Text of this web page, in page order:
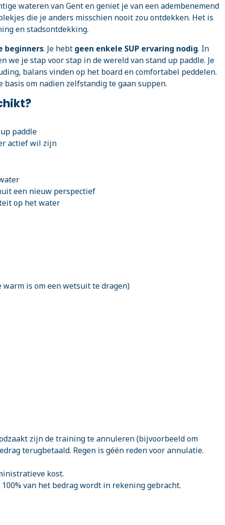
wateren van Gent en geniet je van een adembenemend
die je anders misschien nooit zou ontdekken. Het is
en stadsontdekking.
beginners. Je hebt geen enkele SUP ervaring nodig. In
we je stap voor stap in de wereld van stand up paddle. Je
balans vinden op het board en comfortabel peddelen.
om nadien zelfstandig te gaan suppen.
paddle
actief wil zijn
een nieuw perspectief
op het water
is om een wetsuit te dragen)
zijn de training te annuleren (bijvoorbeeld om
terugbetaald. Regen is géén reden voor annulatie.
kost.
van het bedrag wordt in rekening gebracht.